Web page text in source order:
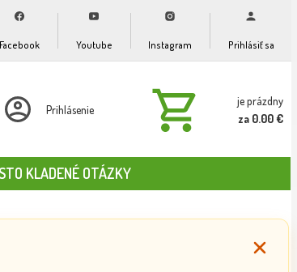
Facebook Youtube Instagram Prihlásiť sa
Prihlásenie
je prázdny
za 0.00 €
KLADENÉ OTÁZKY